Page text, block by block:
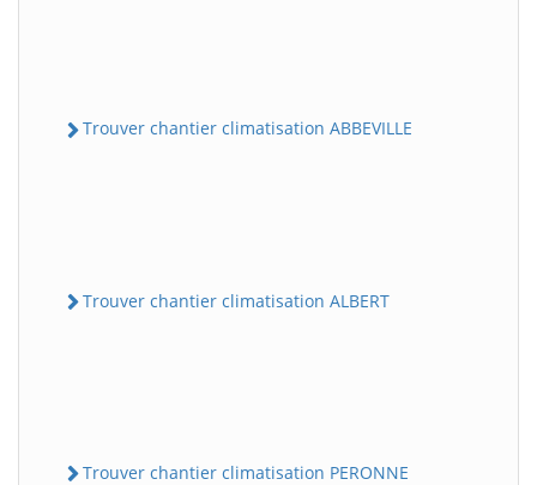
Trouver chantier climatisation ABBEVILLE
Trouver chantier climatisation ALBERT
Trouver chantier climatisation PERONNE